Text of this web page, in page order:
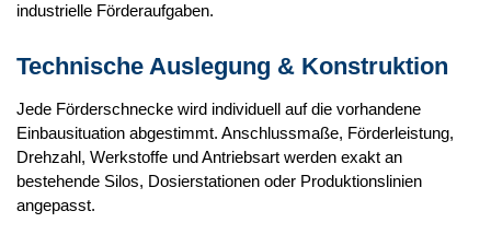
industrielle Förderaufgaben.
Technische Auslegung & Konstruktion
Jede Förderschnecke wird individuell auf die vorhandene
Einbausituation abgestimmt. Anschlussmaße, Förderleistung,
Drehzahl, Werkstoffe und Antriebsart werden exakt an
bestehende Silos, Dosierstationen oder Produktionslinien
angepasst.